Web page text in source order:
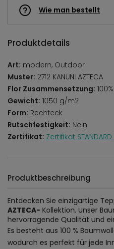
Wie man bestellt
Produktdetails
Art: modern, Outdoor
Muster: 2712 KANUNI AZTECA
Flor Zusammensetzung:
Gewicht: 1050 g/m2
Form: Rechteck
Rutschfestigkeit: Nein
Zertifikat: Zertifikat
Produktbeschreibung
Entdecken Sie einzigartige
AZTECA- Kollektion. Unser
hervorragende Qualität und
Es besteht aus 100 %
wodurch es perfekt für jede